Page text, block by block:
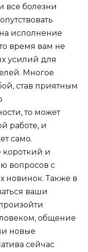
все болезни
исполнение
время вам не
усилий для
Многое
став приятным
то может
работе, и
само.
и
вопросов с
новинок. Также в
ваши
общение
новые
сейчас